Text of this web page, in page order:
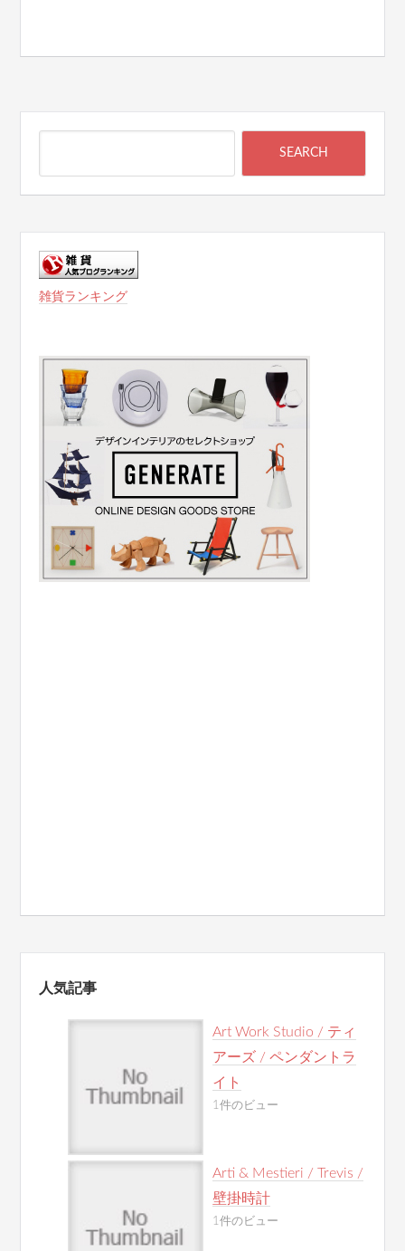
雑貨ランキング
人気記事
Art Work Studio / ティ
アーズ / ペンダントラ
イト
1件のビュー
Arti & Mestieri / Trevis /
壁掛時計
1件のビュー